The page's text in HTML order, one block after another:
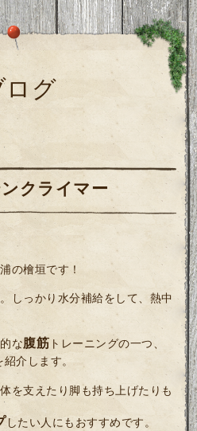
グ
クライマー
の檜垣です！
しっかり水分補給をして、熱中
な腹筋 トレーニングの一つ、
紹介します。
を支えたり脚も持ち上げたりも
したい人にもおすすめです。